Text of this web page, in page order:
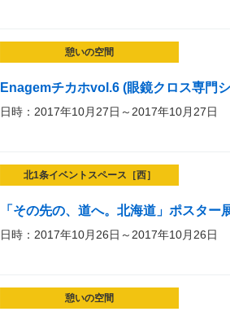
憩いの空間
Enagemチカホvol.6 (眼鏡クロス専門
日時：2017年10月27日～2017年10月27日
北1条イベントスペース［西］
「その先の、道へ。北海道」ポスター
日時：2017年10月26日～2017年10月26日
憩いの空間